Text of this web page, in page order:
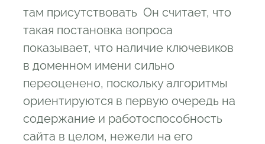
там присутствовать Он считает, что
такая постановка вопроса
показывает, что наличие ключевиков
в доменном имени сильно
переоценено, поскольку алгоритмы
ориентируются в первую очередь на
содержание и работоспособность
сайта в целом, нежели на его